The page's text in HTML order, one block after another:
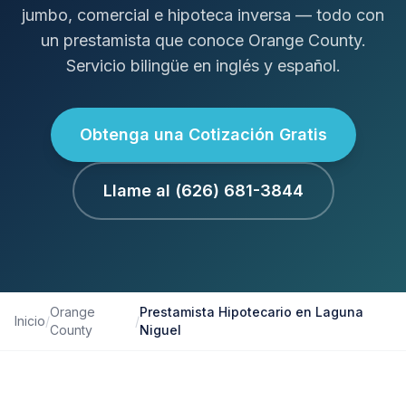
jumbo, comercial e hipoteca inversa — todo con
un prestamista que conoce Orange County.
Servicio bilingüe en inglés y español.
Obtenga una Cotización Gratis
Llame al (626) 681-3844
Inicio/
Orange
County
/
Prestamista Hipotecario en Laguna
Niguel